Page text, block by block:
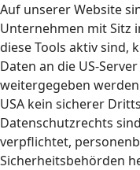
Auf unserer Website
Unternehmen mit Sitz
diese Tools aktiv sind,
Daten an die US-
weitergegeben
USA kein sicherer
Datenschutzrechts
verpflichtet,
Sicherheitsbehörden